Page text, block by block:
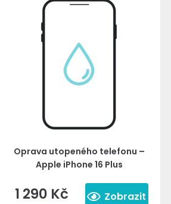
Oprava utopeného telefonu –
Apple iPhone 16 Plus
1 290 Kč Zobrazit